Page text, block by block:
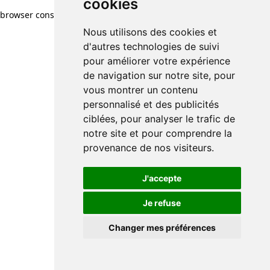
cookies
Nous utilisons des cookies et
d'autres technologies de suivi
pour améliorer votre expérience
de navigation sur notre site, pour
vous montrer un contenu
personnalisé et des publicités
ciblées, pour analyser le trafic de
notre site et pour comprendre la
provenance de nos visiteurs.
J'accepte
Je refuse
Changer mes préférences
cookies
Nous utilisons des cookies et
d'autres technologies de suivi
pour améliorer votre expérience
de navigation sur notre site, pour
vous montrer un contenu
personnalisé et des publicités
ciblées, pour analyser le trafic de
notre site et pour comprendre la
provenance de nos visiteurs.
J'accepte
Je refuse
Changer mes préférences
browser console for more information)